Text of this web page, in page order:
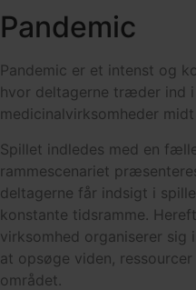
Pandemic
Pandemic er et intenst og
hvor deltagerne træder ind i
medicinalvirksomheder
Spillet indledes med en
rammescenariet
deltagerne får indsigt i
konstante tidsramme.
virksomhed organiserer sig
at opsøge viden,
området.